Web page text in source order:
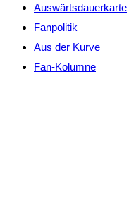
Auswärtsdauerkarte
Fanpolitik
Aus der Kurve
Fan-Kolumne